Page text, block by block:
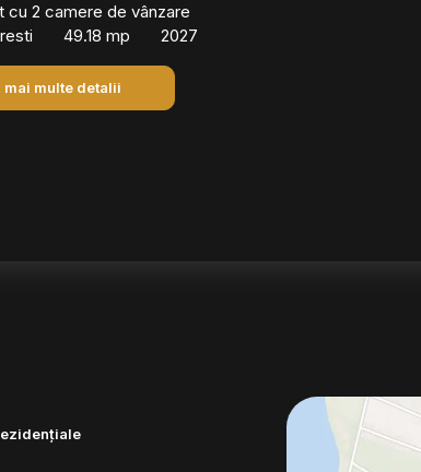
cu 2 camere de vânzare
49.18 mp 2027
mai multe detalii